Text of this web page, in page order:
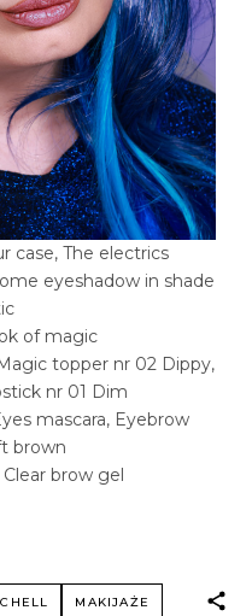
case, The electrics
eyeshadow in shade
of magic
topper nr 02 Dippy,
nr 01 Dim
mascara, Eyebrow
brown
Clear brow gel
MAKIJAŻE